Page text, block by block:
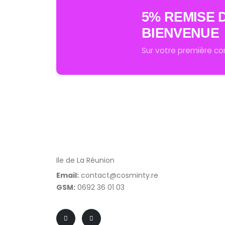
5% REMISE
BIENVENUE
Sur votre première
Ile de La Réunion
Email: contact@cosminty.re
GSM: 0692 36 01 03